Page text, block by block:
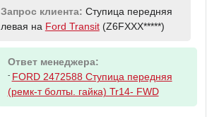
Запрос клиента: Ступица передняя
левая на Ford Transit(Z6FXXX*****)
Ответ менеджера:
- FORD 2472588 Ступица передняя
(ремк-т болты. гайка) Tr14- FWD